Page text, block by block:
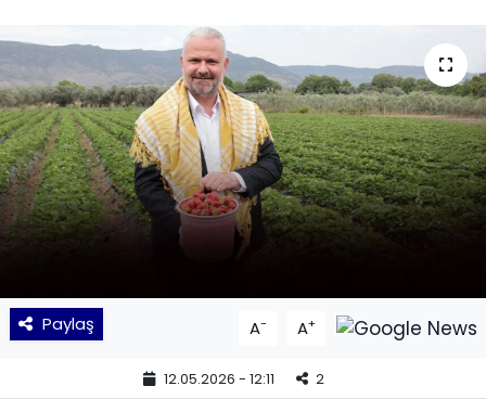
Paylaş A- A+
12.05.2026 - 12:11 2
Siyaset
SPOR
TEKNOLOJİ
Yaşam
YEREL YÖNETİMLER